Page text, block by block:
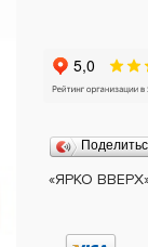
«ЯРКО